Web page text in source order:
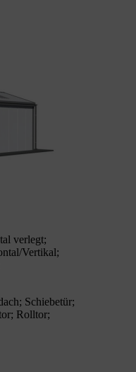
verlegt;
Vertikal;
Schiebetür;
Rolltor;